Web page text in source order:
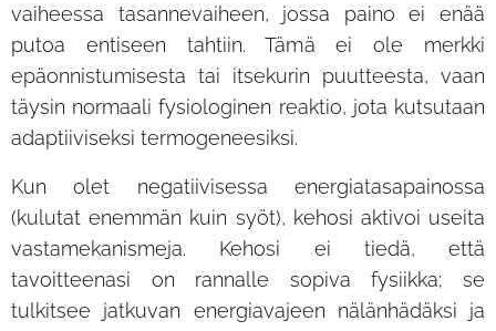
vaiheessa tasannevaiheen, jossa paino ei enää
putoa entiseen tahtiin. Tämä ei ole merkki
epäonnistumisesta tai itsekurin puutteesta, vaan
täysin normaali fysiologinen reaktio, jota kutsutaan
adaptiiviseksi termogeneesiksi.
Kun olet negatiivisessa energiatasapainossa
(kulutat enemmän kuin syöt), kehosi aktivoi useita
vastamekanismeja. Kehosi ei tiedä, että
tavoitteenasi on rannalle sopiva fysiikka; se
tulkitsee jatkuvan energiavajeen nälänhädäksi ja